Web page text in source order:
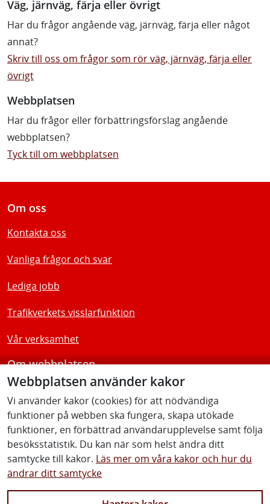
Webbplatsen använder kakor
Vi använder kakor (cookies) för att nödvändiga
funktioner på webben ska fungera, skapa utökade
funktioner, en förbättrad användarupplevelse samt följa
besöksstatistik. Du kan när som helst ändra ditt
samtycke till kakor. Läs mer om våra kakor och hur du
ändrar ditt samtycke
Väg, järnväg, färja eller övrigt
Har du frågor angående väg, järnväg, färja eller något
annat?
Skriv till oss om frågor som rör väg, järnväg, färja eller
övrigt
Webbplatsen
Har du frågor eller förbättringsförslag angående
webbplatsen?
Tyck till om webbplatsen
Om oss
Kontakta oss
Vanliga frågor och svar
Lediga jobb
Trafikverkets visslarfunktion
Vår verksamhet
Om webbplatsen
Tillgänglighetsredogörelse
Följ oss
Facebook Youtube